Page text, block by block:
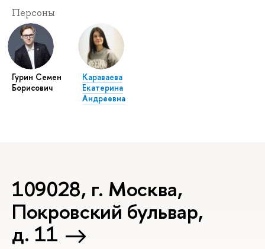
Персоны
Гурин Семен
Борисович
Караваева
Екатерина
Андреевна
109028, г. Москва,
Покровский бульвар,
д. 11